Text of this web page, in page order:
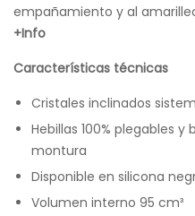
empañamiento y al
+Info
Características técnicas
Cristales inclinados
Hebillas 100% plegables
montura
Disponible en silicona
Volumen interno 95 cm³